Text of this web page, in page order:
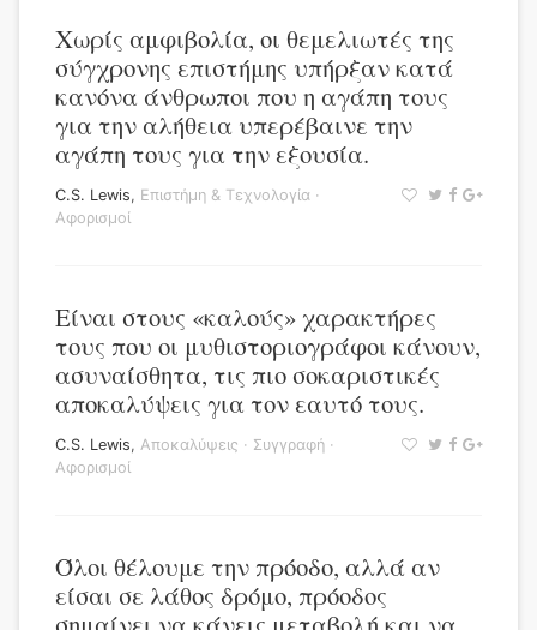
Χωρίς αμφιβολία, οι θεμελιωτές της
σύγχρονης επιστήμης υπήρξαν κατά
κανόνα άνθρωποι που η αγάπη τους
για την αλήθεια υπερέβαινε την
αγάπη τους για την εξουσία.
C.S. Lewis, Επιστήμη & Τεχνολογία ·
Αφορισμοί
Είναι στους «καλούς» χαρακτήρες
τους που οι μυθιστοριογράφοι κάνουν,
ασυναίσθητα, τις πιο σοκαριστικές
αποκαλύψεις για τον εαυτό τους.
C.S. Lewis, Αποκαλύψεις · Συγγραφή ·
Αφορισμοί
Όλοι θέλουμε την πρόοδο, αλλά αν
είσαι σε λάθος δρόμο, πρόοδος